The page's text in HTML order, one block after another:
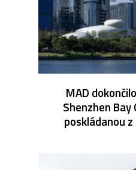
MAD
Shenzhen
poskládanou